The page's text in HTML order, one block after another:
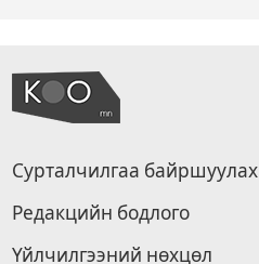
Сурталчилгаа байршуулах
Редакцийн бодлого
Үйлчилгээний нөхцөл